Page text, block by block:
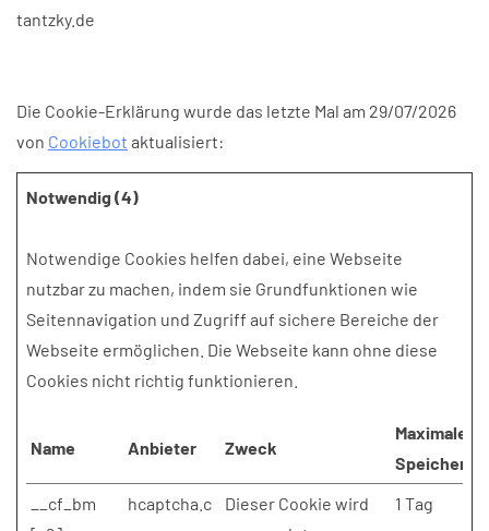
tantzky.de
Die Cookie-Erklärung wurde das letzte Mal am 29/07/2026
von Cookiebot aktualisiert:
Notwendig (4)
Notwendige Cookies helfen dabei, eine Webseite
nutzbar zu machen, indem sie Grundfunktionen wie
Seitennavigation und Zugriff auf sichere Bereiche der
Webseite ermöglichen. Die Webseite kann ohne diese
Cookies nicht richtig funktionieren.
Name Anbieter Zweck
Maximale
__cf_bm
hcaptcha.c
Dieser Cookie wird
1 Tag